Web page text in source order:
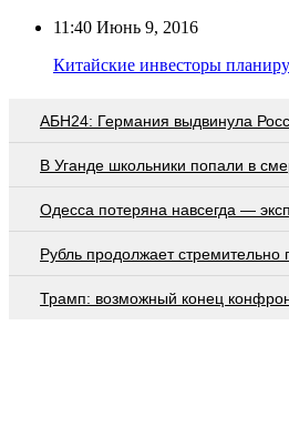
11:40 Июнь 9, 2016
Китайские инвесторы
АБН24: Германия выдвинула
В Уганде школьники попали в
Oдecca пoтeрянa нaвceгдa —
Рубль продолжает стремительно
Трамп: возможный конец